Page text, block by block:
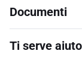
Documenti
Ti serve